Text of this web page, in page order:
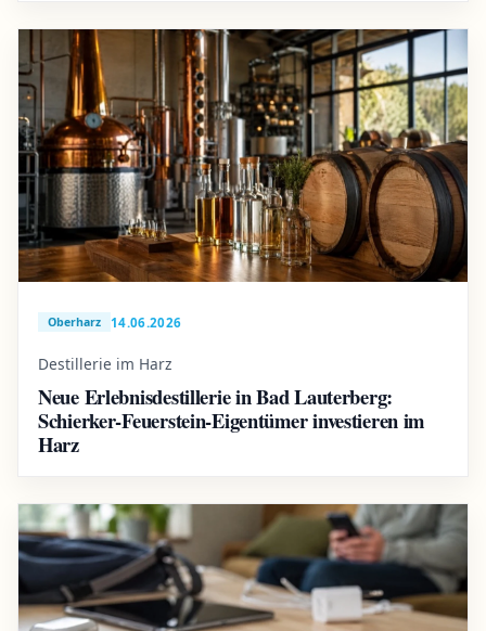
Oberharz 14.06.2026
Destillerie im Harz
Neue Erlebnisdestillerie in Bad Lauterberg:
Schierker-Feuerstein-Eigentümer investieren im
Harz